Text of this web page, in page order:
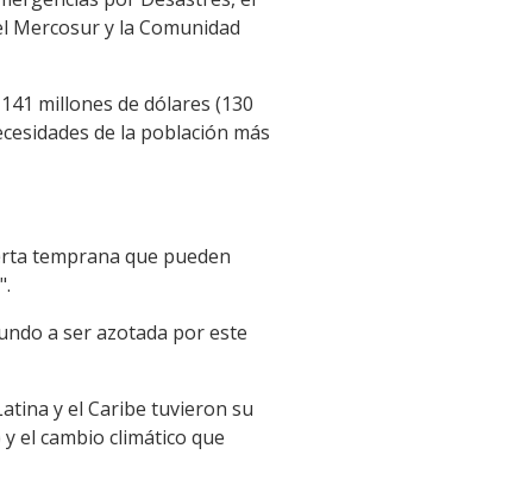
Mercosur y la Comunidad
millones de dólares (130
de la población más
temprana que pueden
a ser azotada por este
y el Caribe tuvieron su
el cambio climático que